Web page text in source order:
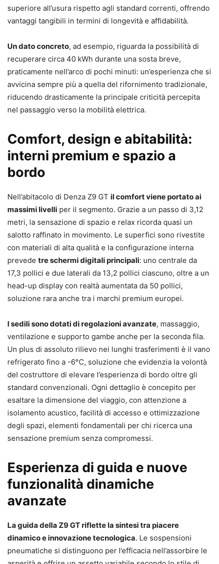
superiore all’usura rispetto agli standard correnti, offrendo
vantaggi tangibili in termini di longevità e affidabilità.
Un dato concreto, ad esempio, riguarda la possibilità di
recuperare circa 40 kWh durante una sosta breve,
praticamente nell’arco di pochi minuti: un’esperienza che si
avvicina sempre più a quella del rifornimento tradizionale,
riducendo drasticamente la principale criticità percepita
nel passaggio verso la mobilità elettrica.
Comfort, design e abitabilità:
interni premium e spazio a
bordo
Nell’abitacolo di Denza Z9 GT il comfort viene portato ai
massimi livelli per il segmento. Grazie a un passo di 3,12
metri, la sensazione di spazio e relax ricorda quasi un
salotto raffinato in movimento. Le superfici sono rivestite
con materiali di alta qualità e la configurazione interna
prevede tre schermi digitali principali: uno centrale da
17,3 pollici e due laterali da 13,2 pollici ciascuno, oltre a un
head-up display con realtà aumentata da 50 pollici,
soluzione rara anche tra i marchi premium europei.
I sedili sono dotati di regolazioni avanzate, massaggio,
ventilazione e supporto gambe anche per la seconda fila.
Un plus di assoluto rilievo nei lunghi trasferimenti è il vano
refrigerato fino a -6°C, soluzione che evidenzia la volontà
del costruttore di elevare l’esperienza di bordo oltre gli
standard convenzionali. Ogni dettaglio è concepito per
esaltare la dimensione del viaggio, con attenzione a
isolamento acustico, facilità di accesso e ottimizzazione
degli spazi, elementi fondamentali per chi ricerca una
sensazione premium senza compromessi.
Esperienza di guida e nuove
funzionalità dinamiche
avanzate
La guida della Z9 GT riflette la sintesi tra piacere
dinamico e innovazione tecnologica. Le sospensioni
pneumatiche si distinguono per l’efficacia nell’assorbire le